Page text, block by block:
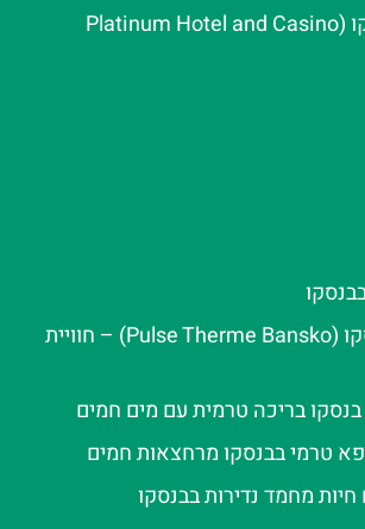
מלון כשר בבנסקו (Platinum Hotel and Casino
פולס טרמה בנסקו (Pulse Therme Bansko) – חוויית
בריכה טרמית עם מים חמים
טרמי בבנסקו מרחצאות חמים
מחמד נדירות בבנסקו